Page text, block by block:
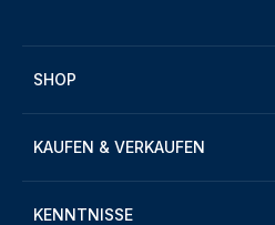
SHOP
KAUFEN & VERKAUFEN
KENNTNISSE